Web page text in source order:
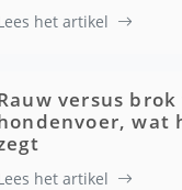
het artikel
versus
wat
het artikel